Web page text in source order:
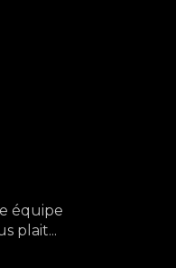
équipe
plait...